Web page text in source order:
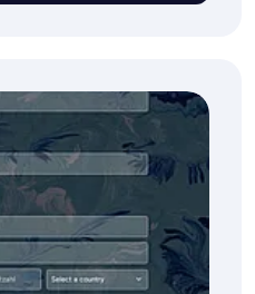
können Sie damit tun: